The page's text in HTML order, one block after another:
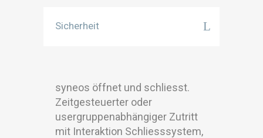
Sicherheit
syneos öffnet und schliesst.
Zeitgesteuerter oder
usergruppenabhängiger Zutritt
mit Interaktion Schliesssystem,